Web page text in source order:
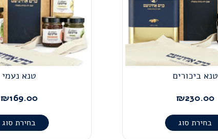
טנא ביכורים
₪230.00
בחירת סוג
טנא נעמי
₪169.00
בחירת סוג